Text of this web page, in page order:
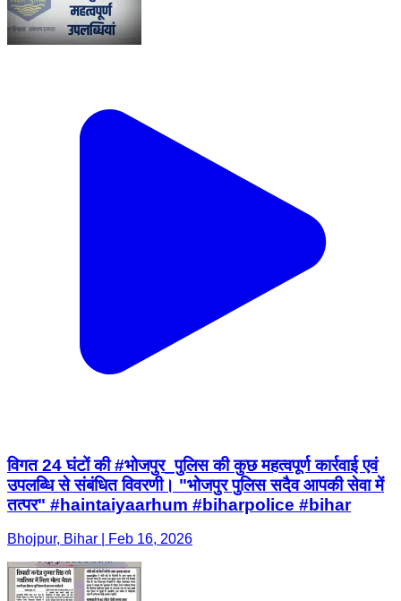
विगत 24 घंटों की #भोजपुर_पुलिस की कुछ महत्वपूर्ण कार्रवाई एवं
उपलब्धि से संबंधित विवरणी। "भोजपुर पुलिस सदैव आपकी सेवा में
तत्पर" #haintaiyaarhum #biharpolice #bihar
Bhojpur, Bihar | Feb 16, 2026